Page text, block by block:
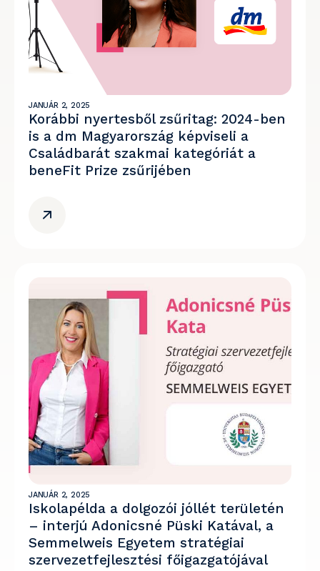
JANUÁR 2, 2025
Korábbi nyertesből zsűritag: 2024-ben
is a dm Magyarország képviseli a
Családbarát szakmai kategóriát a
beneFit Prize zsűrijében
JANUÁR 2, 2025
Iskolapélda a dolgozói jóllét területén
– interjú Adonicsné Püski Katával, a
Semmelweis Egyetem stratégiai
szervezetfejlesztési főigazgatójával